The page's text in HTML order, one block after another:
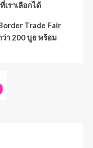
เราเลือกได้
Trade Fair
า 200 บูธ พร้อม